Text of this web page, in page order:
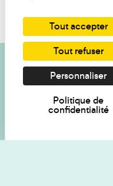
Je
Tout accepter
Tout refuser
Personnaliser
Politique de
confidentialité